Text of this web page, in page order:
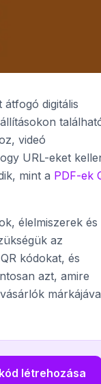
digitális
videó
URL-eket
mint a PDF-ek
élelmiszerek és
az
kódokat, és
azt, amire
létrehozása